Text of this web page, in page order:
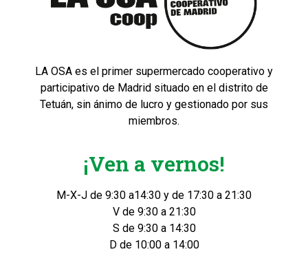
LA OSA es el primer supermercado cooperativo y
participativo de Madrid situado en el distrito de
Tetuán, sin ánimo de lucro y gestionado por sus
miembros.
¡Ven a vernos!
M-X-J de 9:30 a14:30 y de 17:30 a 21:30
V de 9:30 a 21:30
S de 9:30 a 14:30
D de 10:00 a 14:00